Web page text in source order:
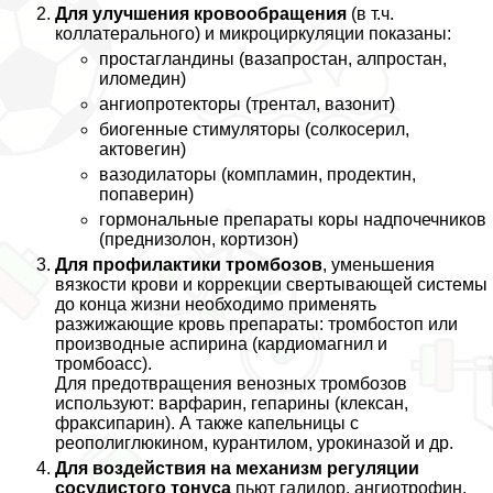
Для улучшения кровообращения (в т.ч.
коллатерального) и микроциркуляции показаны:
простагландины (вазапростан, алпростан,
иломедин)
ангиопротекторы (трентал, вазонит)
биогенные стимуляторы (солкосерил,
актовегин)
вазодилаторы (компламин, продектин,
попаверин)
гормональные препараты коры надпочечников
(преднизолон, кортизон)
Для профилактики тромбозов, уменьшения
вязкости крови и коррекции свертывающей системы
до конца жизни необходимо применять
разжижающие кровь препараты: тромбостоп или
производные аспирина (кардиомагнил и
тромбоасс).
Для предотвращения венозных тромбозов
используют: варфарин, гепарины (клексан,
фpaксипарин). А также капельницы с
реополиглюкином, курантилом, урокиназой и др.
Для воздействия на механизм регуляции
сосудистого тонуса пьют галидор, ангиотрофин,